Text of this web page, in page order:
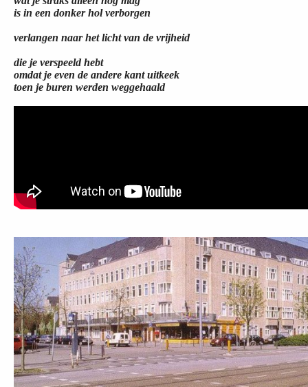
is in een donker hol verborgen
verlangen naar het licht van de vrijheid
die je verspeeld hebt
omdat je even de andere kant uitkeek
toen je buren werden weggehaald